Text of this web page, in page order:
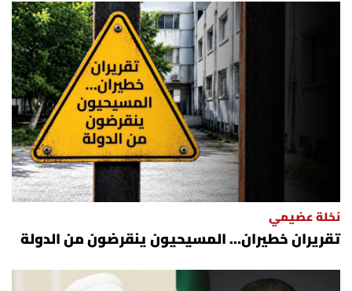
نخلة عضيمي
تقريران خطيران… المسيحيون ينقرضون من الدولة